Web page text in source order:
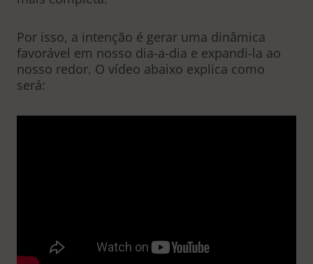
Por isso, a intenção é gerar uma dinâmica
favorável em nosso dia-a-dia e expandi-la ao
nosso redor. O vídeo abaixo explica como
será: